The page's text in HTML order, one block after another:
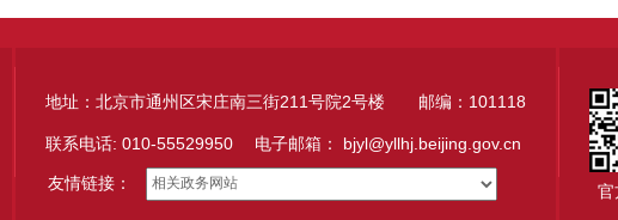
地址：北京市通州区宋庄南三街211号院2号楼 邮编：101118
联系电话: 010-55529950 电子邮箱： bjyl@yllhj.beijing.gov.cn
友情链接： 官